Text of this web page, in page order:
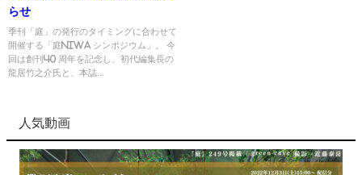
らせ
季刊「庭」の発行のタイミングに合わせて
開催する「庭NIWA シンポジウム」。 今
回は創刊40 周年を記念し、初代編集長の
龍居竹之介氏と、本誌...
人気動画